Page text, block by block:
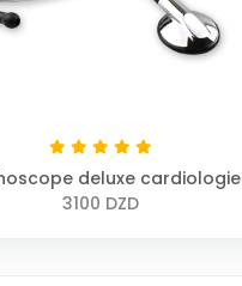
deluxe cardiologie
3100 DZD